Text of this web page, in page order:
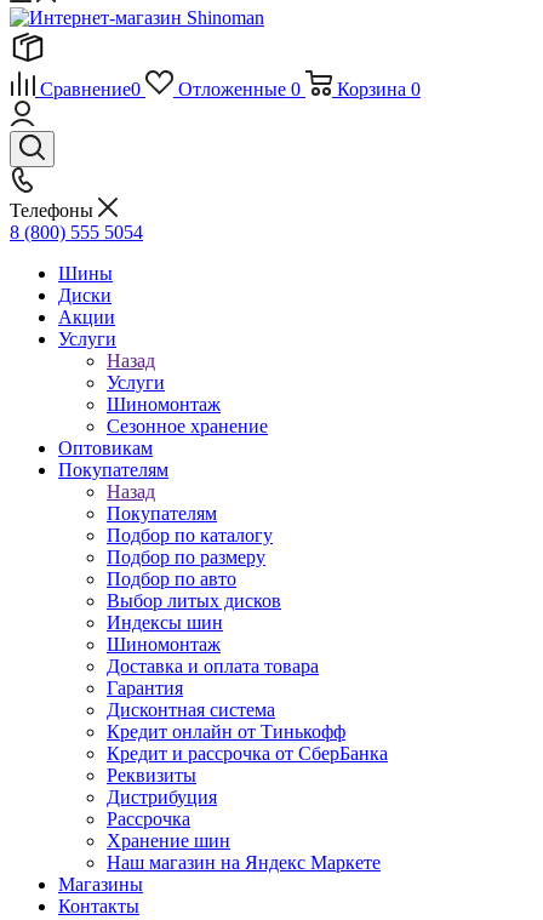
Сравнение0 Отложенные 0 Корзина 0
Телефоны
8 (800) 555 5054
Шины
Диски
Акции
Услуги
Назад
Услуги
Шиномонтаж
Сезонное хранение
Оптовикам
Покупателям
Назад
Покупателям
Подбор по каталогу
Подбор по размеру
Подбор по авто
Выбор литых дисков
Индексы шин
Шиномонтаж
Доставка и оплата товара
Гарантия
Дисконтная система
Кредит онлайн от Тинькофф
Кредит и рассрочка от СберБанка
Реквизиты
Дистрибуция
Рассрочка
Хранение шин
Наш магазин на Яндекс Маркете
Магазины
Контакты